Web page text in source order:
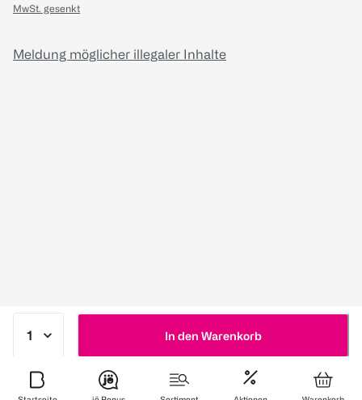
In den Warenkorb
MwSt. gesenkt
Meldung möglicher illegaler Inhalte